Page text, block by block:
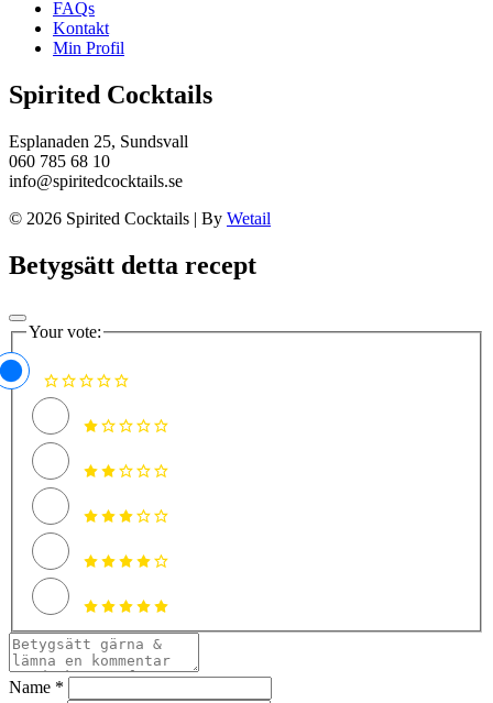
FAQs
Kontakt
Min Profil
Spirited Cocktails
Esplanaden 25, Sundsvall
060 785 68 10
info@spiritedcocktails.se
© 2026 Spirited Cocktails | By Wetail
Betygsätt detta recept
Your vote:
Name *